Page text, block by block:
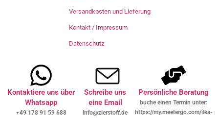
Versandkosten und Lieferung
Kontakt / Impressum
Datenschutz
Kontaktiere uns über
Whatsapp
+49 178 91 59 688
Schreibe uns
eine Email
info@zierstoff.de
Persönliche Beratung
buche einen Termin unter:
https://my.meetergo.com/ilka-